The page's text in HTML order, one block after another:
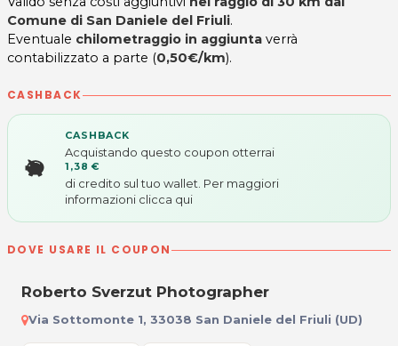
Comune di San Daniele del Friuli.
Eventuale chilometraggio in aggiunta verrà
contabilizzato a parte (0,50€/km).
CASHBACK
CASHBACK
Acquistando questo coupon otterrai
1,38 €
di credito sul tuo wallet. Per maggiori
informazioni clicca qui
DOVE USARE IL COUPON
Roberto Sverzut Photographer
Via Sottomonte 1, 33038 San Daniele del Friuli (UD)